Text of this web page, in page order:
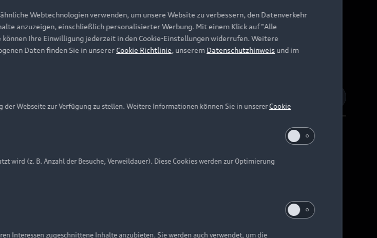
Einstellungen Cookie-Richtlinie Barrierefreiheit Digital Services Act
allen Abbildungen auf dieser Webseite kann abweichen.
Webtechnologien verwenden, um unsere Website zu verbessern, den Datenverkehr
anzuzeigen, einschließlich personalisierter Werbung. Mit einem Klick auf "Alle
Ihre Einwilligung jederzeit in den Cookie-Einstellungen widerrufen. Weitere
Daten finden Sie in unserer Cookie Richtlinie, unserem Datenschutzhinweis und im
Webseite zur Verfügung zu stellen. Weitere Informationen können Sie in unsererCookie
wird (z. B. Anzahl der Besuche, Verweildauer). Diese Cookies werden zur Optimierung
Interessen zugeschnittene Inhalte anzubieten. Sie werden auch verwendet, um die